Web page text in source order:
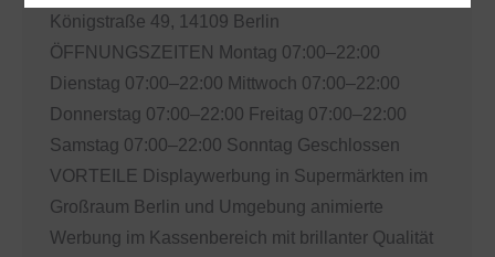
Königstraße 49, 14109 Berlin
ÖFFNUNGSZEITEN Montag 07:00–22:00
Dienstag 07:00–22:00 Mittwoch 07:00–22:00
Donnerstag 07:00–22:00 Freitag 07:00–22:00
Samstag 07:00–22:00 Sonntag Geschlossen
VORTEILE Displaywerbung in Supermärkten im
Großraum Berlin und Umgebung animierte
Werbung im Kassenbereich mit brillanter Qualität